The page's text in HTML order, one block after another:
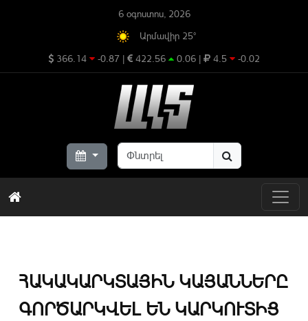
6 օգոստոս, 2026
Արմավիր 25°
366.14 -0.87 | 422.56 0.06 | 4.5 -0.02
ՀԱԿԱԿԱՐԿՏԱՅԻՆ ԿԱՅԱՆՆԵՐԸ
ԳՈՐԾԱՐԿՎԵԼ ԵՆ ԿԱՐԿՈՒՏԻՑ